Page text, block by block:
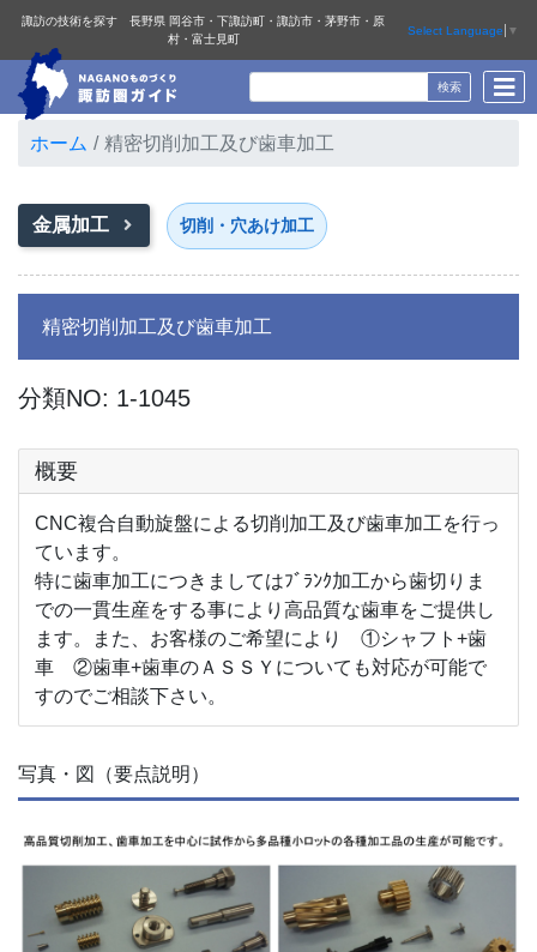
諏訪の技術を探す 長野県 岡谷市・下諏訪町・諏訪市・茅野市・原
村・富士見町
Select Language ▼
ホーム 精密切削加工及び歯車加工
金属加工 切削・穴あけ加工
精密切削加工及び歯車加工
分類NO: 1-1045
概要
CNC複合自動旋盤による切削加工及び歯車加工を行っ
ています。
特に歯車加工につきましてはﾌﾞﾗﾝｸ加工から歯切りま
での一貫生産をする事により高品質な歯車をご提供し
ます。また、お客様のご希望により ①シャフト+歯
車 ②歯車+歯車のＡＳＳＹについても対応が可能で
すのでご相談下さい。
写真・図（要点説明）